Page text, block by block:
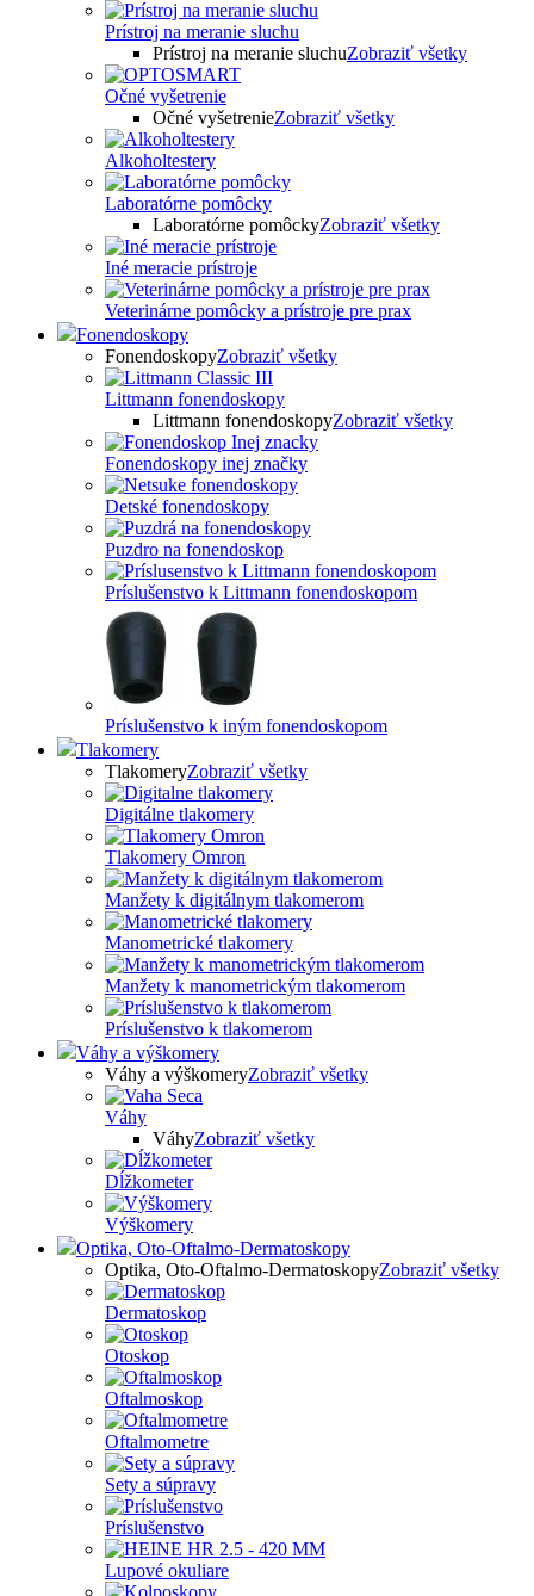
Prístroj na meranie sluchu
Prístroj na meranie sluchuZobraziť všetky
Očné vyšetrenie
Očné vyšetrenieZobraziť všetky
Alkoholtestery
Laboratórne pomôcky
Laboratórne pomôckyZobraziť všetky
Iné meracie prístroje
Veterinárne pomôcky a prístroje pre prax
Fonendoskopy
FonendoskopyZobraziť všetky
Littmann fonendoskopy
Littmann fonendoskopyZobraziť všetky
Fonendoskopy inej značky
Detské fonendoskopy
Puzdro na fonendoskop
Príslušenstvo k Littmann fonendoskopom
Príslušenstvo k iným fonendoskopom
Tlakomery
TlakomeryZobraziť všetky
Digitálne tlakomery
Tlakomery Omron
Manžety k digitálnym tlakomerom
Manometrické tlakomery
Manžety k manometrickým tlakomerom
Príslušenstvo k tlakomerom
Váhy a výškomery
Váhy a výškomeryZobraziť všetky
Váhy
VáhyZobraziť všetky
Dĺžkometer
Výškomery
Optika, Oto-Oftalmo-Dermatoskopy
Optika, Oto-Oftalmo-DermatoskopyZobraziť všetky
Dermatoskop
Otoskop
Oftalmoskop
Oftalmometre
Sety a súpravy
Príslušenstvo
Lupové okuliare